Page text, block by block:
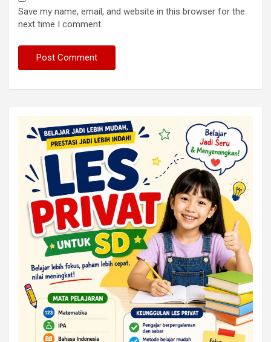
Save my name, email, and website in this browser for the
next time I comment.